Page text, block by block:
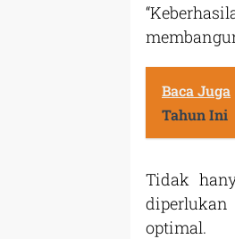
Baca Juga
Tahun Ini
Tidak
optimal.